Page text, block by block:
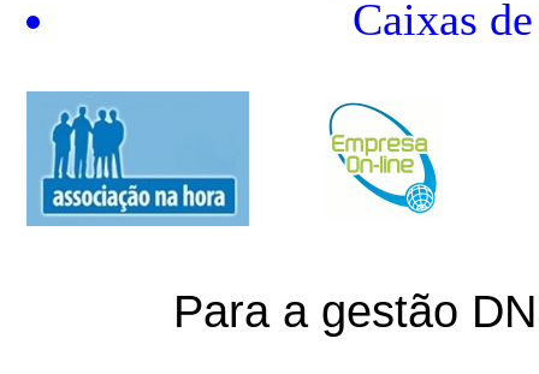
Caixas
Para a gestão